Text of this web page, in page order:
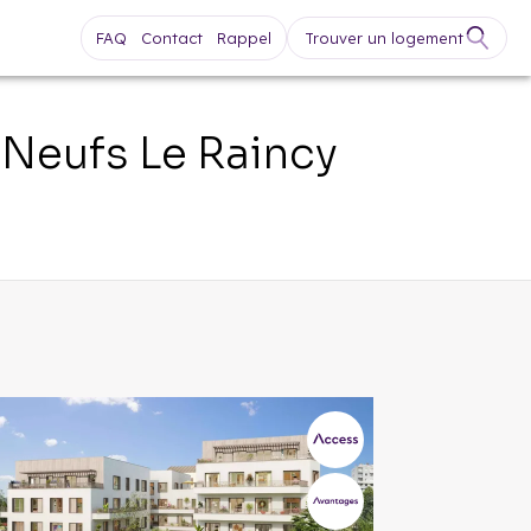
FAQ Contact Rappel Trouver un logement
Le Raincy